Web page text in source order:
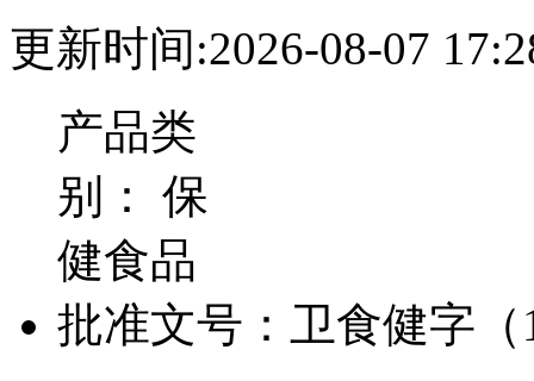
更新时间:2026-08-07
产品类
别： 保
健食品
批准文号： 卫食健字（